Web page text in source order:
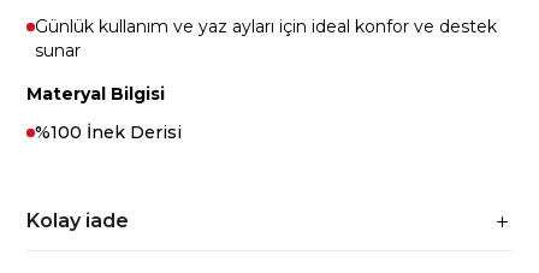
Günlük kullanım ve yaz ayları için ideal konfor ve destek
sunar
Materyal Bilgisi
%100 İnek Derisi
Kolay iade